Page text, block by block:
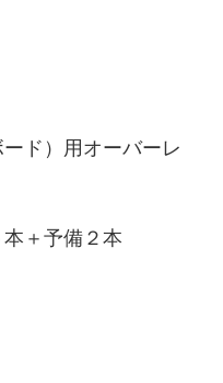
ド）用オーバーレ
＋予備２本